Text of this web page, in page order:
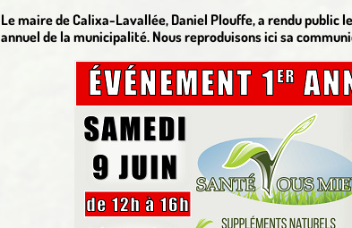
Le maire de Calixa-Lavallée, Daniel Plouffe, a rendu
annuel de la municipalité. Nous reproduisons ici sa